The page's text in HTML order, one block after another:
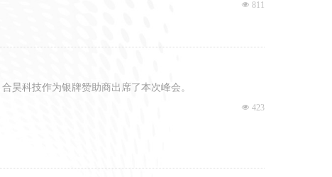
넶 811
昊科技作为银牌赞助商出席了本次峰会。
넶 423